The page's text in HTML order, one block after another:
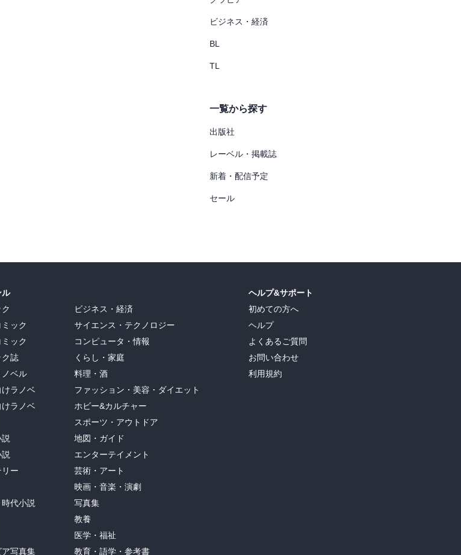
ビジネス・経済
BL
TL
一覧から探す
出版社
レーベル・掲載誌
新着・配信予定
セール
ル
ック
ック
ク誌
ノベル
けラノベ
ラノベ
リー
代小説
ア写真集
ビジネス・経済
サイエンス・テクノロジー
コンピュータ・情報
くらし・家庭
料理・酒
ファッション・美容・ダイエット
ホビー&カルチャー
スポーツ・アウトドア
地図・ガイド
エンターテイメント
芸術・アート
映画・音楽・演劇
写真集
教養
医学・福祉
教育・語学・参考書
ヘルプ&サポート
初めての方へ
ヘルプ
よくあるご質問
お問い合わせ
利用規約